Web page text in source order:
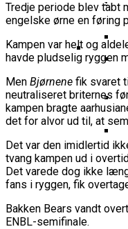
Tredje periode blev tabt
engelske ørne en føring
Kampen var helt og
havde pludselig ryggen
Men Bjørnene fik svaret
neutraliseret briternes
kampen bragte
det for alvor ud til, at
Det var den imidlertid
tvang kampen ud i
Det varede dog ikke
fans i ryggen, fik
Bakken Bears vandt
ENBL-semifinale.